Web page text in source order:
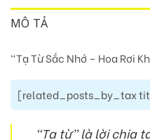
MÔ TẢ
“Tạ Từ Sắc Nhớ – Hoa Rơi
[related_posts_by_tax
“Tạ từ” là lời chia